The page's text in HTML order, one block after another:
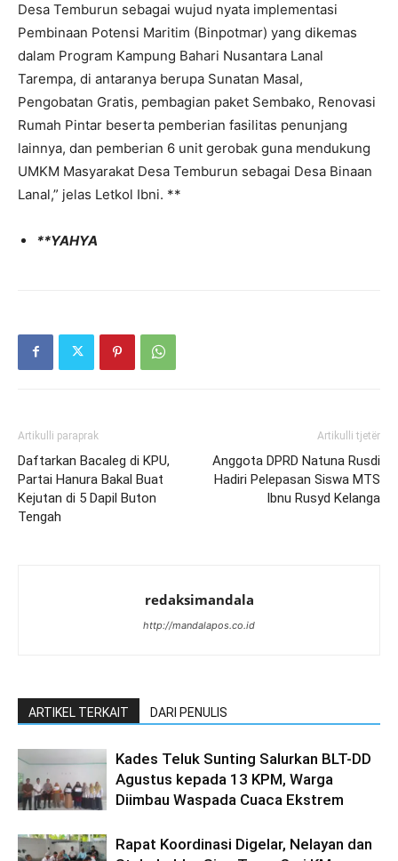
Desa Temburun sebagai wujud nyata implementasi
Pembinaan Potensi Maritim (Binpotmar) yang dikemas
dalam Program Kampung Bahari Nusantara Lanal
Tarempa, di antaranya berupa Sunatan Masal,
Pengobatan Gratis, pembagian paket Sembako, Renovasi
Rumah Pintar beserta pemberian fasilitas penunjang
lainnya, dan pemberian 6 unit gerobak guna mendukung
UMKM Masyarakat Desa Temburun sebagai Desa Binaan
Lanal,” jelas Letkol Ibni. **
**YAHYA
Artikulli paraprak
Daftarkan Bacaleg di KPU,
Partai Hanura Bakal Buat
Kejutan di 5 Dapil Buton
Tengah
Artikulli tjetër
Anggota DPRD Natuna Rusdi
Hadiri Pelepasan Siswa MTS
Ibnu Rusyd Kelanga
redaksimandala
http://mandalapos.co.id
ARTIKEL TERKAIT DARI PENULIS
Kades Teluk Sunting Salurkan BLT-DD
Agustus kepada 13 KPM, Warga
Diimbau Waspada Cuaca Ekstrem
Rapat Koordinasi Digelar, Nelayan dan